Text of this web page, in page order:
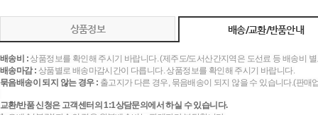
상품정보 배송/교환/반품안내
배송비 :상품정보를 확인해 주시기 바랍니다. (제주도/도서산간지역은 도선료 등 배송비
배송마감 : 상품별로 배송마감시간이 다릅니다. 상품정보를 확인해 주시기 바랍니다.
묶음배송이 되지 않는 경우 : 출고지가 다른 경우, 묶음배송이 되지 않을 수 있습니다.(판
교환/반품 신청은 고객센터의 1:1상담문의에서 하실 수 있습니다.